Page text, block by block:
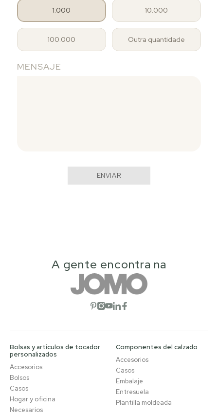
1.000 10.000
100.000 Outra quantidade
MENSAJE
ENVIAR
A gente encontra na
Abrir red social
Abrir red social
Abrir red social
Abrir red social
Abrir red social
Bolsas y artículos de tocador
personalizados
Accesorios
Bolsos
Casos
Hogar y oficina
Necesarios
Componentes del calzado
Accesorios
Casos
Embalaje
Entresuela
Plantilla moldeada